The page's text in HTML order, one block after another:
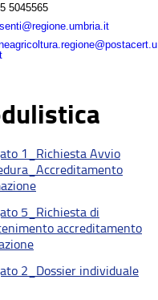
5045565
1_Richiesta Avvio
5_Richiesta di
accreditamento
2_Dossier individuale